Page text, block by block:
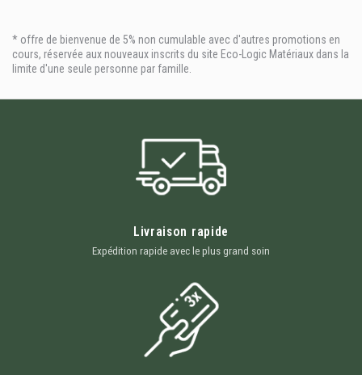
* offre de bienvenue de 5% non cumulable avec d'autres promotions en
cours, réservée aux nouveaux inscrits du site Eco-Logic Matériaux dans la
limite d'une seule personne par famille.
Livraison rapide
Expédition rapide avec le plus grand soin